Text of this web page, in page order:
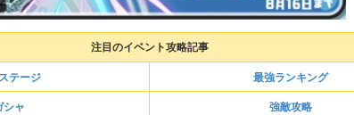
注目のイベント攻略記事
テージ
最強ランキング
シャ
強敵攻略